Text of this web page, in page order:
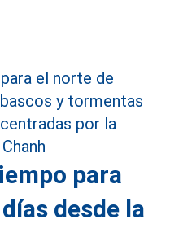
para
desde la